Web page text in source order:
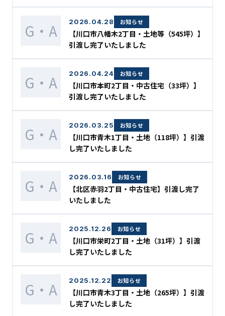
G・A 2026.04.28 お知らせ
【川口市八幡木2丁目・土地等（545坪）】
引渡し完了いたしました
G・A 2026.04.24 お知らせ
【川口市本町2丁目・中古住宅（33坪）】
引渡し完了いたしました
G・A 2026.03.25 お知らせ
【川口市青木1丁目・土地（118坪）】引渡
し完了いたしました
G・A 2026.03.16 お知らせ
【北区赤羽2丁目・中古住宅】引渡し完了
いたしました
G・A 2025.12.26 お知らせ
【川口市栄町2丁目・土地（31坪）】引渡
し完了いたしました
G・A 2025.12.22 お知らせ
【川口市青木3丁目・土地（265坪）】引渡
し完了いたしました